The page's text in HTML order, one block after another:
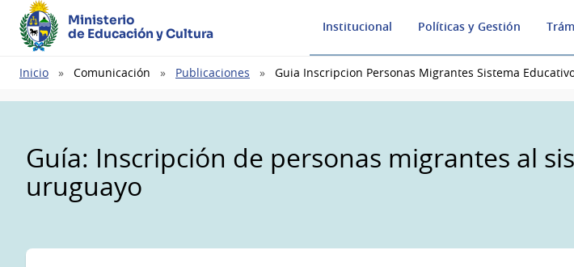
Ministerio
de Educación y Cultura
Institucional Políticas y Gestión
Ruta
Inicio Comunicación Publicaciones Guia Inscripcion Personas Migrantes Sistema
Guía: Inscripción de personas migrantes al
uruguayo